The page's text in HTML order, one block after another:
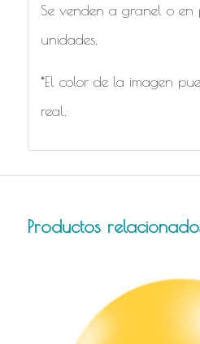
Se venden a granel o en
unidades.
*El color de la imagen
real.
Productos